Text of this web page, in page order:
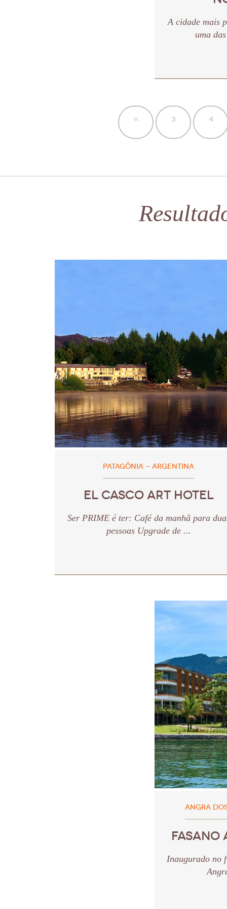
A cidade mais
uma
« 3 4
PATAGÔNIA - ARGENTINA
EL CASCO ART HOTEL
Ser PRIME é ter: Café da manhã para
pessoas Upgrade de ...
ANGRA
FASANO
Inaugurado no